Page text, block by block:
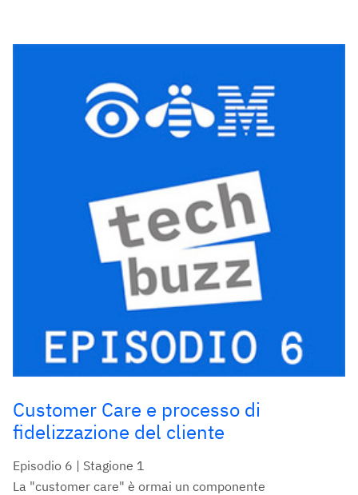
Customer Care e processo di
fidelizzazione del cliente
Episodio 6 | Stagione 1
La "customer care" è ormai un componente